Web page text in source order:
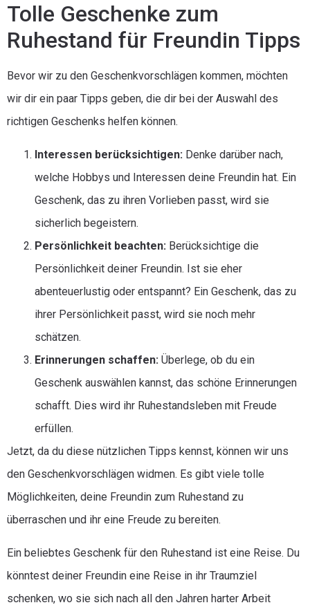
Tolle Geschenke zum
Ruhestand für Freundin Tipps
Bevor wir zu den Geschenkvorschlägen kommen, möchten
wir dir ein paar Tipps geben, die dir bei der Auswahl des
richtigen Geschenks helfen können.
Interessen berücksichtigen: Denke darüber nach,
welche Hobbys und Interessen deine Freundin hat. Ein
Geschenk, das zu ihren Vorlieben passt, wird sie
sicherlich begeistern.
Persönlichkeit beachten: Berücksichtige die
Persönlichkeit deiner Freundin. Ist sie eher
abenteuerlustig oder entspannt? Ein Geschenk, das zu
ihrer Persönlichkeit passt, wird sie noch mehr
schätzen.
Erinnerungen schaffen: Überlege, ob du ein
Geschenk auswählen kannst, das schöne Erinnerungen
schafft. Dies wird ihr Ruhestandsleben mit Freude
erfüllen.
Jetzt, da du diese nützlichen Tipps kennst, können wir uns
den Geschenkvorschlägen widmen. Es gibt viele tolle
Möglichkeiten, deine Freundin zum Ruhestand zu
überraschen und ihr eine Freude zu bereiten.
Ein beliebtes Geschenk für den Ruhestand ist eine Reise. Du
könntest deiner Freundin eine Reise in ihr Traumziel
schenken, wo sie sich nach all den Jahren harter Arbeit